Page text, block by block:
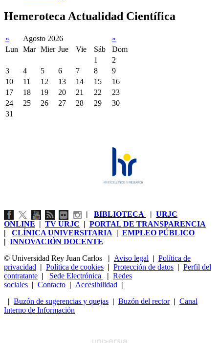
Hemeroteca Actualidad Científica
« Agosto 2026
»
Lun
Mar Mier Jue Vie Sáb
Dom
1
2
3
4 5 6 7 8
9
10
11 12 13 14 15
16
17
18 19 20 21 22
23
24
25 26 27 28 29
30
31
| BIBLIOTECA | URJC
ONLINE | TV URJC | PORTAL DE TRANSPARENCIA
| CLÍNICA UNIVERSITARIA | EMPLEO PÚBLICO
| INNOVACIÓN DOCENTE
© Universidad Rey Juan Carlos
| Aviso legal | Política de
privacidad | Política de cookies | Protección de datos | Perfil del
contratante | Sede Electrónica | Redes
sociales | Contacto | Accesibilidad |
| Buzón de sugerencias y quejas | Buzón del rector| Canal
Interno de Información